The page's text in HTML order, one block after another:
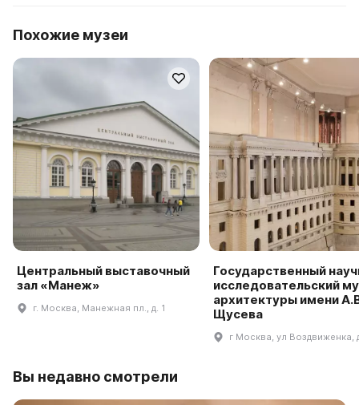
Похожие музеи
Центральный выставочный
зал «Манеж»
г. Москва, Манежная пл., д. 1
Государственный
исследовательский
архитектуры имени
Щусева
г Москва, ул Воздвиженка,
Вы недавно смотрели